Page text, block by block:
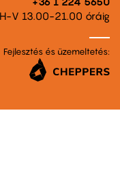
H-V 13.00-21.00 óráig
Fejlesztés és üzemeltetés: